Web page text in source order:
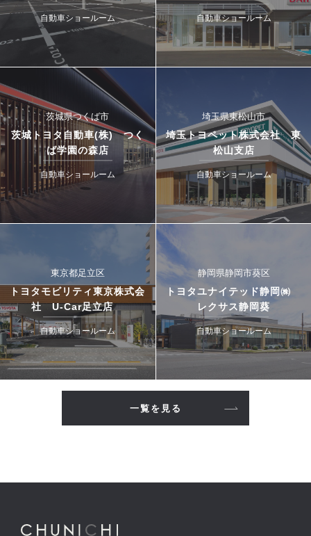
ー・ドゥカティ名古屋イース
ト
自動車ショールーム 自動車ショールーム
茨城県つくば市
茨城トヨタ自動車(株) つく
ば学園の森店
自動車ショールーム
埼玉県東松山市
埼玉トヨペット株式会社 東
松山支店
自動車ショールーム
東京都足立区
トヨタモビリティ東京株式会
社 U-Car足立店
自動車ショールーム
静岡県静岡市葵区
トヨタユナイテッド静岡㈱
レクサス静岡葵
自動車ショールーム
一覧を見る